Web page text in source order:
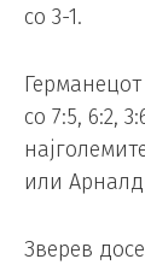
со 3-1.
со 7:5, 6:2,
или
Зверев